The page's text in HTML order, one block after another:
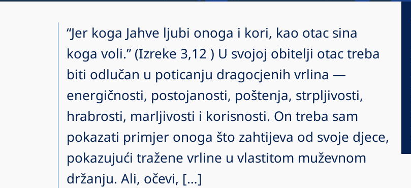
“Jer koga Jahve ljubi onoga i kori, kao otac sina
koga voli.” (Izreke 3,12 ) U svojoj obitelji otac treba
biti odlučan u poticanju dragocjenih vrlina —
energičnosti, postojanosti, poštenja, strpljivosti,
hrabrosti, marljivosti i korisnosti. On treba sam
pokazati primjer onoga što zahtijeva od svoje djece,
pokazujući tražene vrline u vlastitom muževnom
držanju. Ali, očevi, […]